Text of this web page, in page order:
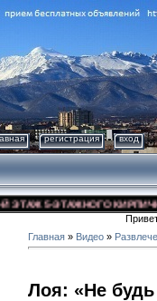
регистрация вход
5-ЭТАЖНОГО
Главная » Видео »
Лоя: «Не